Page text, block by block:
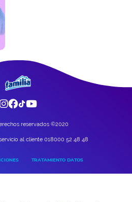
reservados ©2020
al cliente 018000 52 48 48
TRATAMIENTO DATOS